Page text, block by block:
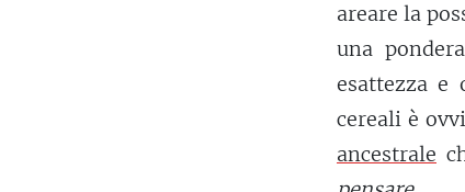
areare la
una
esattezza e
cereali è
ancestrale